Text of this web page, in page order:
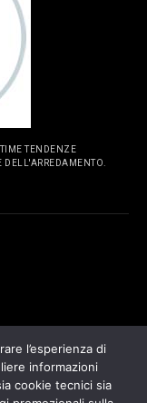
TENDENZE
DELL'ARREDAMENTO.
l’esperienza di
informazioni
cookie tecnici sia